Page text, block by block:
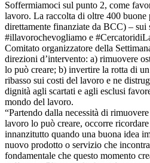
Soffermiamoci sul punto 2, come
lavoro. La raccolta di oltre 400 buone
direttamente finanziate da BCC) – sui
#illavorochevogliamo e
Comitato organizzatore della
direzioni d’intervento: a) rimuovere
lo può creare; b) invertire la rotta di
ribasso sui costi del lavoro e ne
dignità agli scartati e agli esclusi
mondo del lavoro.
“Partendo dalla necessità di
lavoro lo può creare, occorre
innanzitutto quando una buona idea
nuovo prodotto o servizio che
fondamentale che questo momento